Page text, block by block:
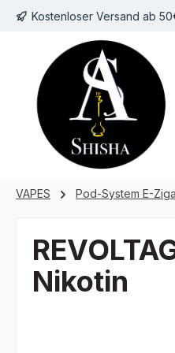
Hauptinhalt springen
Zur Suche springen
Zur Hauptnavigation
Kostenloser Versand ab
VAPES Pod-System E-
Nikotin